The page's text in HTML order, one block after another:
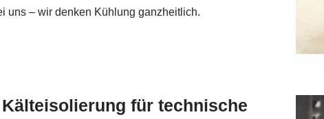
uns – wir denken Kühlung ganzheitlich.
für technische